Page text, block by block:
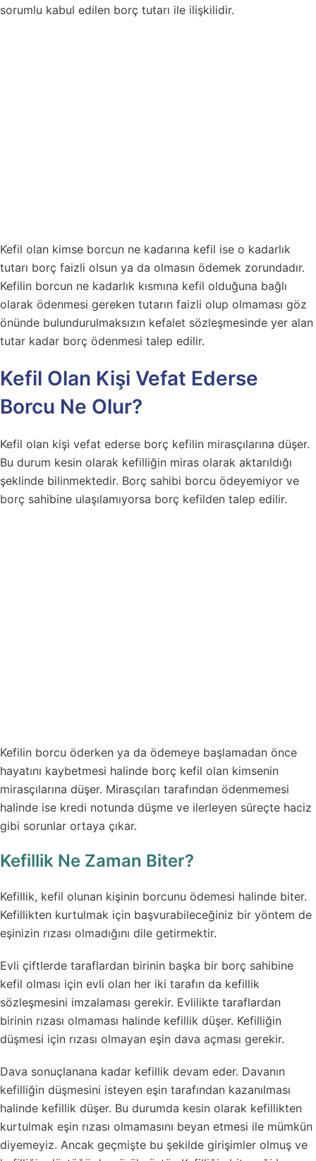
sorumlu kabul edilen borç tutarı ile ilişkilidir.
Kefil olan kimse borcun ne kadarına kefil ise o kadarlık
tutarı borç faizli olsun ya da olmasın ödemek zorundadır.
Kefilin borcun ne kadarlık kısmına kefil olduğuna bağlı
olarak ödenmesi gereken tutarın faizli olup olmaması göz
önünde bulundurulmaksızın kefalet sözleşmesinde yer alan
tutar kadar borç ödenmesi talep edilir.
Kefil Olan Kişi Vefat Ederse
Borcu Ne Olur?
Kefil olan kişi vefat ederse borç kefilin mirasçılarına düşer.
Bu durum kesin olarak kefilliğin miras olarak aktarıldığı
şeklinde bilinmektedir. Borç sahibi borcu ödeyemiyor ve
borç sahibine ulaşılamıyorsa borç kefilden talep edilir.
Kefilin borcu öderken ya da ödemeye başlamadan önce
hayatını kaybetmesi halinde borç kefil olan kimsenin
mirasçılarına düşer. Mirasçıları tarafından ödenmemesi
halinde ise kredi notunda düşme ve ilerleyen süreçte haciz
gibi sorunlar ortaya çıkar.
Kefillik Ne Zaman Biter?
Kefillik, kefil olunan kişinin borcunu ödemesi halinde biter.
Kefillikten kurtulmak için başvurabileceğiniz bir yöntem de
eşinizin rızası olmadığını dile getirmektir.
Evli çiftlerde taraflardan birinin başka bir borç sahibine
kefil olması için evli olan her iki tarafın da kefillik
sözleşmesini imzalaması gerekir. Evlilikte taraflardan
birinin rızası olmaması halinde kefillik düşer. Kefilliğin
düşmesi için rızası olmayan eşin dava açması gerekir.
Dava sonuçlanana kadar kefillik devam eder. Davanın
kefilliğin düşmesini isteyen eşin tarafından kazanılması
halinde kefillik düşer. Bu durumda kesin olarak kefillikten
kurtulmak eşin rızası olmamasını beyan etmesi ile mümkün
diyemeyiz. Ancak geçmişte bu şekilde girişimler olmuş ve